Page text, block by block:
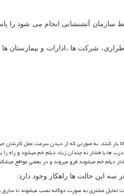
آتشنشانی انجام می شود را
شرکت ها ،ادارات و
باز کنند. به صورتی که از دیدن سرعت عمل
با فشار نه چندان زیاد دیلم خم میشود و راه را
خم میشوند فرو میروند و در بعضی مواقع
این حالت ها راهکار وجود دارد:
به صورت دوگانه نصب میشوند تا سارق